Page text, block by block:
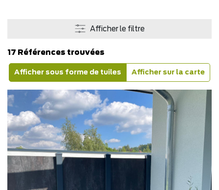
Afficher le filtre
17 Références trouvées
Afficher sous forme de tuiles Afficher sur la carte